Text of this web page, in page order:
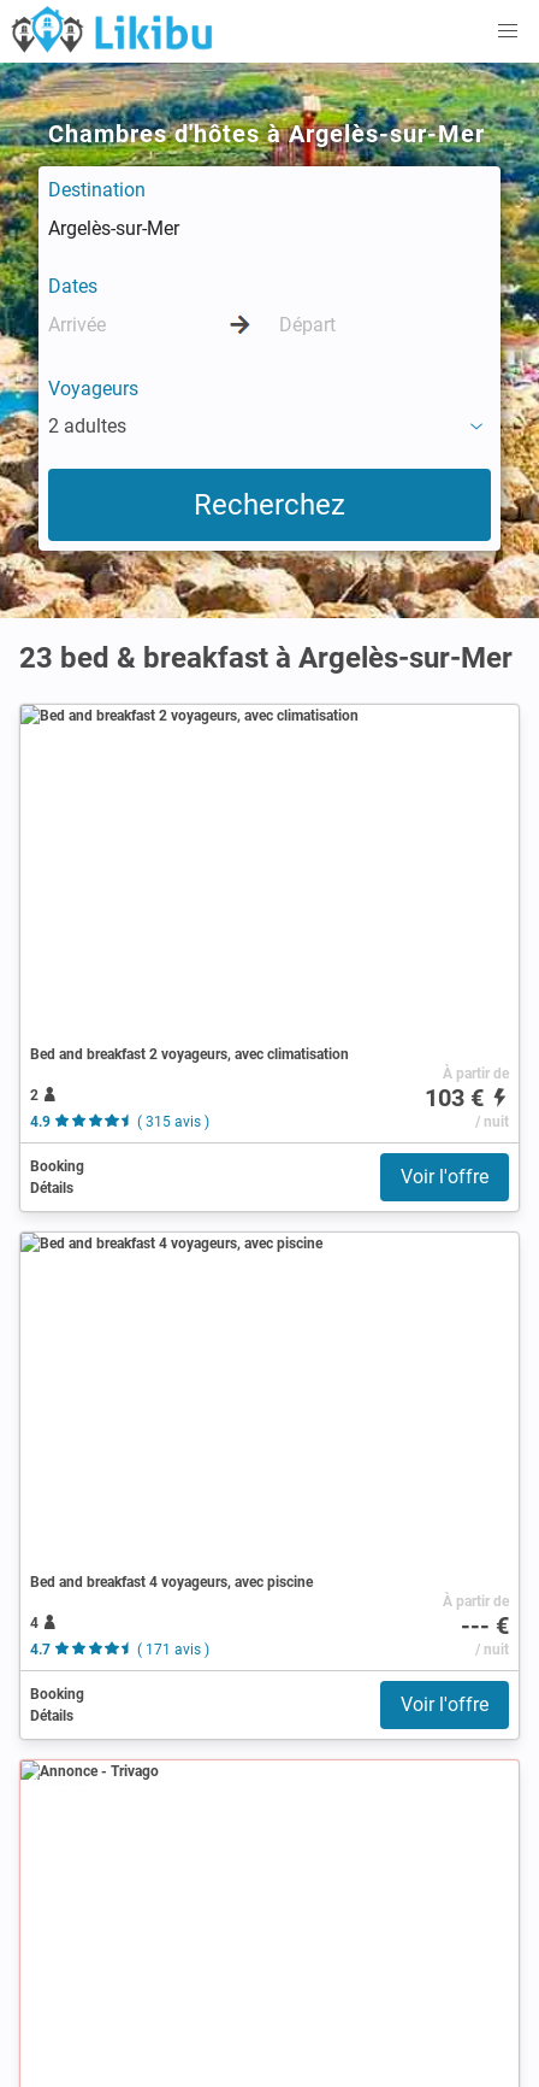
Chambres d'hôtes à Argelès-sur-Mer
Destination
Dates
Voyageurs
2 adultes
23 bed & breakfast à Argelès-sur-Mer
Bed and breakfast 2 voyageurs, avec climatisation
2
4.9
( 315 avis )
À partir de
103 €
/ nuit
Booking
Détails
Voir l'offre
Bed and breakfast 4 voyageurs, avec piscine
4
4.7
( 171 avis )
À partir de
--- €
/ nuit
Booking
Détails
Voir l'offre
Annonce